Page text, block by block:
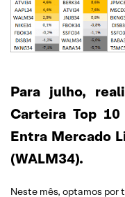
Para julho,
Carteira Top
Entra Mercado
(WALM34).
Neste mês, optamos por